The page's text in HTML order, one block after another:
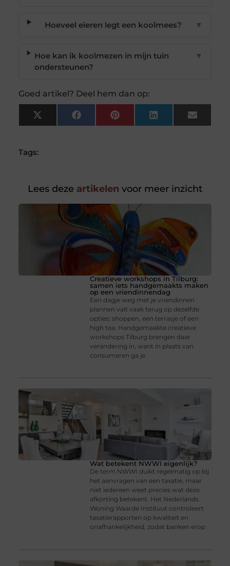
Hoeveel eieren legt een koolmees? ▼
Hoe kan ik koolmezen in mijn tuin
ondersteunen?
▼
Goed artikel? Deel hem dan op:
X
(Twitter)
FacebookPinterest LinkedIn Email
Tags:
Lees deze artikelen voor meer inzicht
Creatieve workshops in Tilburg:
samen iets handgemaakts maken
op een vriendinnendag
Een dagje weg met je vriendinnen
plannen valt vaak terug op dezelfde
opties: shoppen, een terrasje of een
high tea. Handgemaakte creatieve
workshops Tilburg brengen daar
verandering in, want in plaats van
consumeren ga je
Wat betekent NWWI eigenlijk?
De term NWWI duikt regelmatig op bij
het aanvragen van een taxatie, maar
niet iedereen weet precies wat deze
afkorting betekent. Het Nederlands
Woning Waarde Instituut controleert
taxatierapporten op kwaliteit en
onafhankelijkheid, zodat banken erop